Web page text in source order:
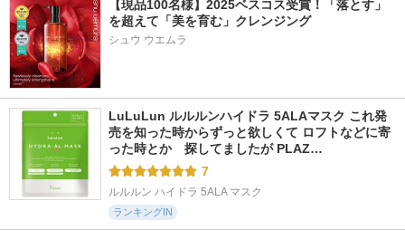
【現品100名様】2025ベスコス受賞！「落とす」
を超えて「美を育む」クレンジング
シュウ ウエムラ
LuLuLun ルルルンハイドラ 5ALAマスク これ発
売を知った時からずっと欲しくて ロフトなどに寄
った時とか　探してましたが PLAZ…
7
ルルルン ハイドラ 5ALA マスク
ランキングIN